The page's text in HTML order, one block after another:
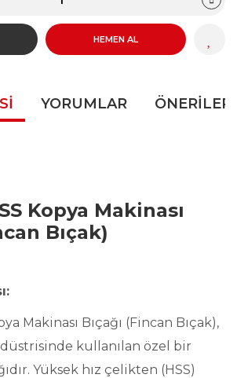
HEMEN AL
YORUMLAR
Kopya Makinası
Bıçak)
Makinası Bıçağı (Fincan Bıçak),
kullanılan özel bir
Yüksek hız çelikten (HSS)